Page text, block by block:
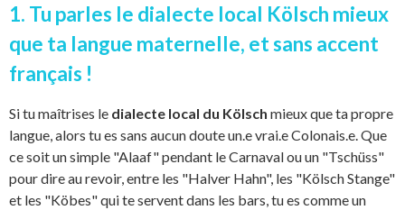
1. Tu parles le dialecte local Kölsch mieux
que ta langue maternelle, et sans accent
français !
Si tu maîtrises le dialecte local du Kölsch mieux que ta propre
langue, alors tu es sans aucun doute un.e vrai.e Colonais.e. Que
ce soit un simple "Alaaf" pendant le Carnaval ou un "Tschüss"
pour dire au revoir, entre les "Halver Hahn", les "Kölsch Stange"
et les "Köbes" qui te servent dans les bars, tu es comme un